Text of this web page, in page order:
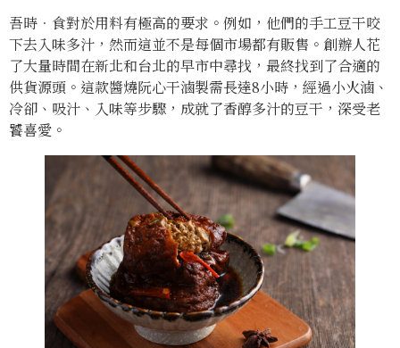
吾時．食對於用料有極高的要求。例如，他們的手工豆干咬
下去入味多汁，然而這並不是每個市場都有販售。創辦人花
了大量時間在新北和台北的早市中尋找，最終找到了合適的
供貨源頭。這款醬燒阮心干滷製需長達8小時，經過小火滷、
冷卻、吸汁、入味等步驟，成就了香醇多汁的豆干，深受老
饕喜愛。